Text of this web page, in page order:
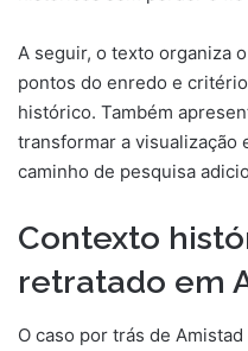
A seguir, o texto organiza
pontos do enredo e
histórico. Também
transformar a visualização
caminho de pesquisa
Contexto
retratado em
O caso por trás de